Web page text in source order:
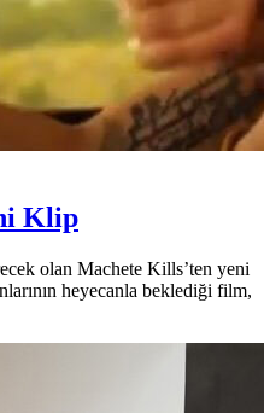
Klip
olan Machete Kills’ten yeni
heyecanla beklediği film,